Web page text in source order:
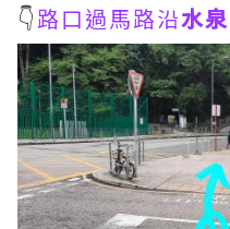
👇路口過馬路沿水